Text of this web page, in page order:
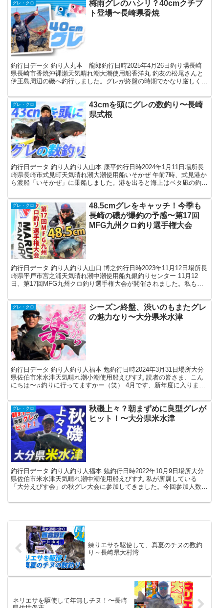
グレ・クロ
梅雨グレのハシリ？40cmクチブ
ト登場〜長崎県香焼
釣行日データ 釣り人丸本 龍郎釣行日時2025年4月26日釣り場長崎
県長崎市香焼沖裸瀬天気晴れ潮大潮使用船香洋丸 釣友の松尾さんと
伊王島周辺の磯へ釣行しました。グレが終盤の時期でかなり厳しくな
グレ・クロ
43cmを頭にグレの数釣り〜長崎
県式根
釣行日データ 釣り人釣り人山本 康平釣行日時2024年1月11日場所長
崎県長崎市式見町天気晴れ潮大潮使用船いそかぜ 午前7時、式見港か
ら渡船「いそかぜ」に乗船しました。港を出ると海上はベタ凪の釣り
グレ・クロ
48.5cmグレをキャッチ！今季も
長崎の磯が爆釣の予感〜第17回
MFG九州クロ釣り選手権大会
釣行日データ 釣り人釣り人山口 博之釣行日時2023年11月12日場所長
崎県平戸市宮之浦天気晴れ潮中潮使用船丸銀釣りセンター 11月12
日、第17回MFG九州クロ釣り選手権大会が開催されました。私も役
グレ・クロ
シーズン終盤、渋いのもまたグレ
の魅力なり〜大分県米水津
釣行日データ 釣り人釣り人福本 勉釣行日時2024年3月31日場所大分
県佐伯市米水津天気晴れ潮小潮使用船えびす丸 読者の皆さま、こん
にちは〜♫釣りに行ってますかー（笑） 4月です、新年度に入りまし
グレ・クロ
秋磯上々？朝まずめに良型グレが
ヒット！〜大分県米水津
釣行日データ 釣り人釣り人福本 勉釣行日時2022年10月9日場所大分
県佐伯市米水津天気晴れ潮中潮使用船えびす丸 私が所属している
「大分えびす会」の秋グレ大会に参加してきました。今回参加人数は
練りエサを駆使して、真夏のチヌの数釣
り～長崎県大村湾
ネリエサを駆使して年無しチヌ！〜長崎